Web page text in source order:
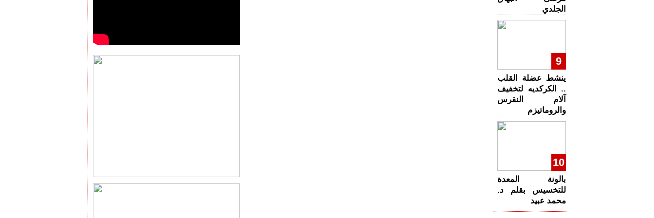
الجلدي
9
ينشط عضلة القلب
.. الكركديه لتخفيف
آلام النقرس
والروماتيزم
10
بالونة المعدة
للتخسيس بقلم د.
محمد عبيد